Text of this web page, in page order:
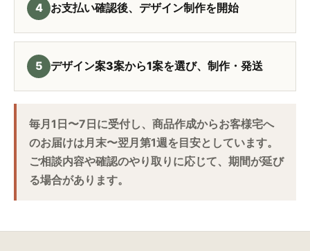
4 お支払い確認後、デザイン制作を開始
5 デザイン案3案から1案を選び、制作・発送
毎月1日〜7日に受付し、商品作成からお客様宅へ
のお届けは月末〜翌月第1週を目安としています。
ご相談内容や確認のやり取りに応じて、期間が延び
る場合があります。